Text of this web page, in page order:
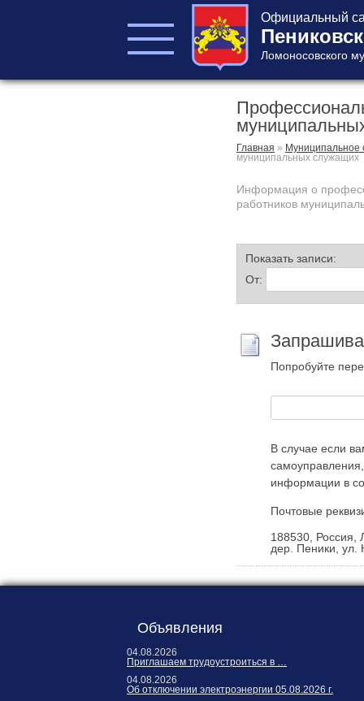
Официальный
Ломоносовского
Ломоносовский район,
Главная » Муниципальное
муниципальных служащих
Информация о
работников
Показать записи:
От:
Попробуйте
В случае если
информации в
Почтовые
188530, Россия,
дер. Пеники, ул.
Объявления
04.08.2026
Приглашаем трудоустроиться в …
04.08.2026
Об отключении электроэнергии 05.08.2026 г.